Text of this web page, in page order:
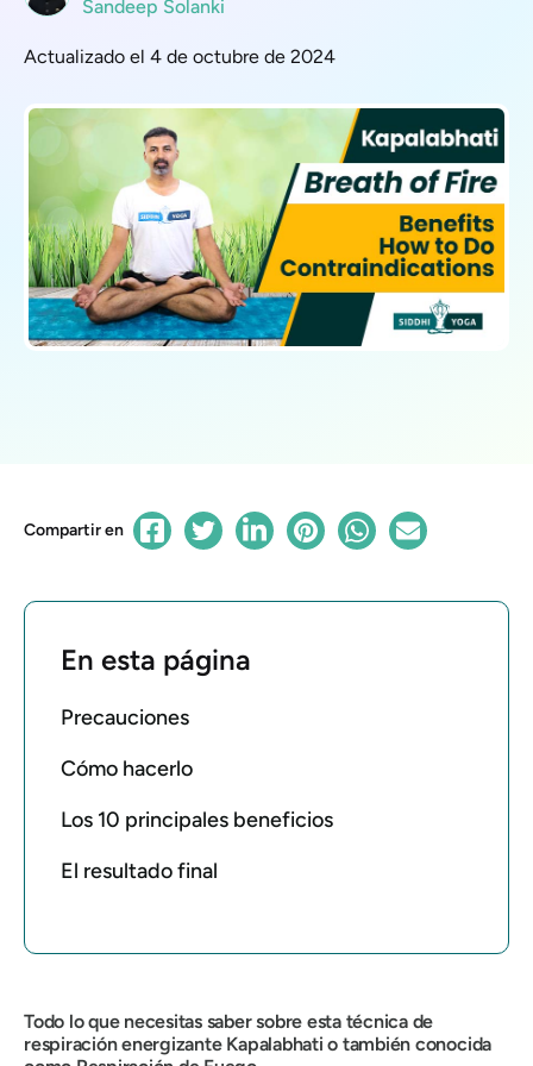
Sandeep Solanki
Actualizado el 4 de octubre de 2024
Compartir en
En esta página
Precauciones
Cómo hacerlo
Los 10 principales beneficios
El resultado final
Todo lo que necesitas saber sobre esta técnica de
respiración energizante Kapalabhatio también conocida